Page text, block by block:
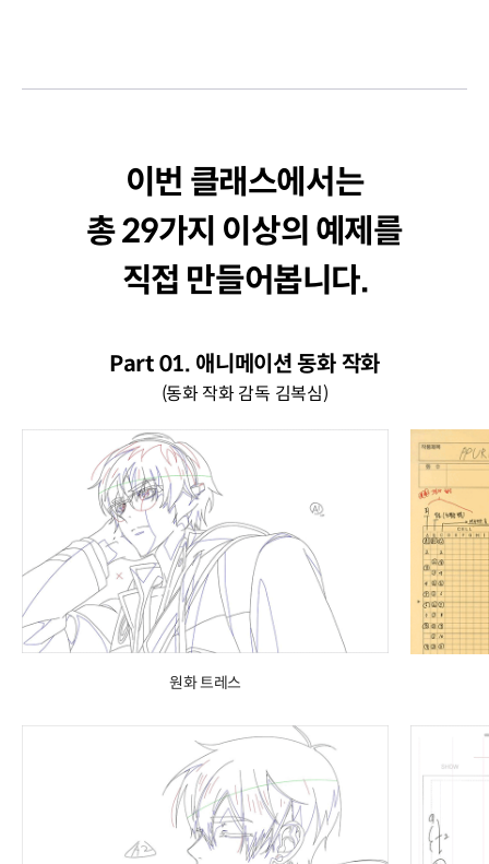
이번 클래스에서는
총 29가지 이상의 예제를
직접 만들어봅니다.
Part 01. 애니메이션 동화 작화
(동화 작화 감독 김복심)
원화 트레스